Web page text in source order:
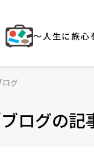
～人生に旅心
グ
ログの記